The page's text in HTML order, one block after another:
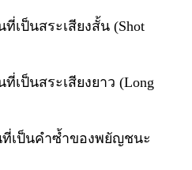
เป็นสระเสียงสั้น (Shot
เป็นสระเสียงยาว (Long
ที่เป็นคำซ้ำของพยัญชนะ